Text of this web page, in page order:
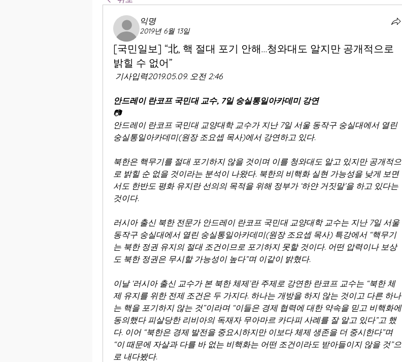
익명
2019년 6월 13일
[국민일보] “北, 핵 절대 포기 안해…청와대도 알지만 공개적으로
밝힐 수 없어”
기사입력2019.05.09. 오전 2:46
안드레이 란코프 국민대 교수, 7일 숭실통일아카데미 강연
📷
안드레이 란코프 국민대 교양대학 교수가 지난 7일 서울 동작구 숭실대에서 열린
숭실통일아카데미(원장 조요셉 목사)에서 강연하고 있다.
북한은 핵무기를 절대 포기하지 않을 것이며 이를 청와대도 알고 있지만 공개적으
로 밝힐 순 없을 것이라는 분석이 나왔다. 북한의 비핵화 실현 가능성을 낮게 보면
서도 한반도 평화 유지란 선의의 목적을 위해 정부가 ‘하얀 거짓말’을 하고 있다는
것이다.
러시아 출신 북한 전문가 안드레이 란코프 국민대 교양대학 교수는 지난 7일 서울
동작구 숭실대에서 열린 숭실통일아카데미(원장 조요셉 목사) 특강에서 “핵무기
는 북한 정권 유지의 절대 조건이므로 포기하지 못할 것이다. 어떤 압력이나 보상
도 북한 정권은 무시할 가능성이 높다”며 이같이 밝혔다.
이날 ‘러시아 출신 교수가 본 북한 체제’란 주제로 강연한 란코프 교수는 “북한 체
제 유지를 위한 전제 조건은 두 가지다. 하나는 개방을 하지 않는 것이고 다른 하나
는 핵을 포기하지 않는 것”이라며 “이들은 경제 협력에 대한 약속을 믿고 비핵화에
동의했다 피살당한 리비아의 독재자 무아마르 카다피 사례를 잘 알고 있다”고 했
다. 이어 “북한은 경제 발전을 중요시하지만 이보다 체제 생존을 더 중시한다”며
“이 때문에 자살과 다를 바 없는 비핵화는 어떤 조건이라도 받아들이지 않을 것”으
로 내다봤다.